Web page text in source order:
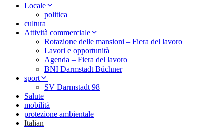
Locale
politica
cultura
Attività commerciale
Rotazione delle mansioni – Fiera del lavoro
Lavori e opportunità
Agenda – Fiera del lavoro
BNI Darmstadt Büchner
sport
SV Darmstadt 98
Salute
mobilità
protezione ambientale
Italian